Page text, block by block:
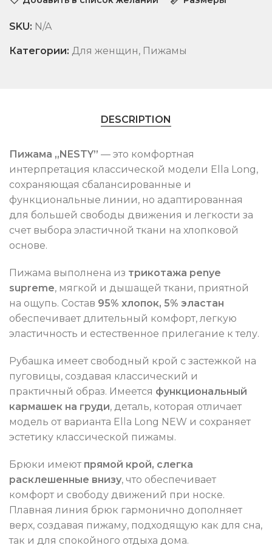
SKU: N/A
Категории: Для женщин, Пижамы
DESCRIPTION
Пижама „NESTY” — это комфортная
интерпретация классической модели Ella Long,
сохраняющая сбалансированные и
функциональные линии, но адаптированная
для большей свободы движения и легкости за
счет выбора эластичной ткани на хлопковой
основе.
Пижама выполнена из трикотажа penye
supreme, мягкой и дышащей ткани, приятной
на ощупь. Состав 95% хлопок, 5% эластан
обеспечивает длительный комфорт, легкую
эластичность и естественное прилегание к телу.
Рубашка имеет свободный крой с застежкой на
пуговицы, создавая классический и
практичный образ. Имеется функциональный
кармашек на груди, деталь, которая отличает
модель от варианта Ella Long NEW и сохраняет
эстетику классической пижамы.
Брюки имеют прямой крой, слегка
расклешенные внизу, что обеспечивает
комфорт и свободу движений при носке.
Плавная линия брюк гармонично дополняет
верх, создавая пижаму, подходящую как для сна,
так и для спокойного отдыха дома.